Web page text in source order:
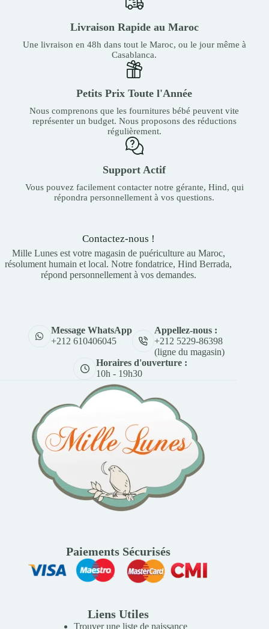
Livraison Rapide au Maroc
Une livraison en 48h dans tout le Maroc, ou le jour même à
Casablanca.
Petits Prix Toute l'Année
Nous comprenons que les fournitures bébé peuvent vite
représenter un budget. Nous proposons des réductions
régulièrement.
Support Actif
Vous pouvez facilement contacter notre gérante, Hind, qui
répondra personnellement à vos questions.
Contactez-nous !
Mille Lunes est votre magasin de puériculture au Maroc,
résolument humain et local. Notre fondatrice, Hind Berrada,
répond personnellement à vos demandes.
Message WhatsApp
+212 610406045
Appellez-nous :
+212 5229-86398
(ligne du magasin)
Horaires d'ouverture :
10h - 19h30
Paiements Sécurisés
Liens Utiles
Trouver une liste de naissance